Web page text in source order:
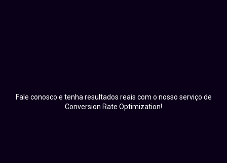
Fale conosco e tenha resultados reais com o nosso serviço de
Conversion Rate Optimization!